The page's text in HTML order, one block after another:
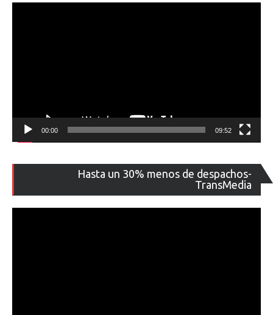
00:00 09:52
Hasta un 30% menos de despachos-
TransMedia
de